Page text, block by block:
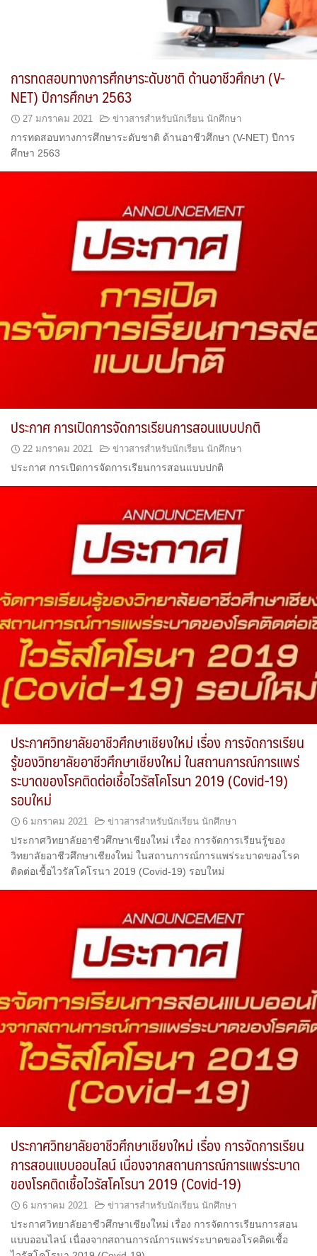
การทดสอบทางการศึกษาระดับชาติ ด้านอาชีวศึกษา (V-
NET) ปีการศึกษา 2563
27 มกราคม 2021 ข่าวสารสำหรับนักเรียน นักศึกษา
การทดสอบทางการศึกษาระดับชาติ ด้านอาชีวศึกษา (V-NET) ปีการ
ศึกษา 2563
ประกาศ การเปิดการจัดการเรียนการสอนแบบปกติ
22 มกราคม 2021 ข่าวสารสำหรับนักเรียน นักศึกษา
ประกาศ การเปิดการจัดการเรียนการสอนแบบปกติ
ประกาศวิทยาลัยอาชีวศึกษาเชียงใหม่ เรื่อง การจัดการเรียน
รู้ของวิทยาลัยอาชีวศึกษาเชียงใหม่ ในสถานการณ์การแพร่
ระบาดของโรคติดต่อเชื้อไวรัสโคโรนา 2019 (Covid-19)
รอบใหม่
6 มกราคม 2021 ข่าวสารสำหรับนักเรียน นักศึกษา
ประกาศวิทยาลัยอาชีวศึกษาเชียงใหม่ เรื่อง การจัดการเรียนรู้ของ
วิทยาลัยอาชีวศึกษาเชียงใหม่ ในสถานการณ์การแพร่ระบาดของโรค
ติดต่อเชื้อไวรัสโคโรนา 2019 (Covid-19) รอบใหม่
ประกาศวิทยาลัยอาชีวศึกษาเชียงใหม่ เรื่อง การจัดการเรียน
การสอนแบบออนไลน์ เนื่องจากสถานการณ์การแพร่ระบาด
ของโรคติดเชื้อไวรัสโคโรนา 2019 (Covid-19)
6 มกราคม 2021 ข่าวสารสำหรับนักเรียน นักศึกษา
ประกาศวิทยาลัยอาชีวศึกษาเชียงใหม่ เรื่อง การจัดการเรียนการสอน
แบบออนไลน์ เนื่องจากสถานการณ์การแพร่ระบาดของโรคติดเชื้อ